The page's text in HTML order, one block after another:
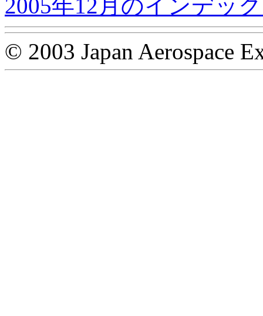
2005年12月のインデッ
© 2003 Japan Aerospace